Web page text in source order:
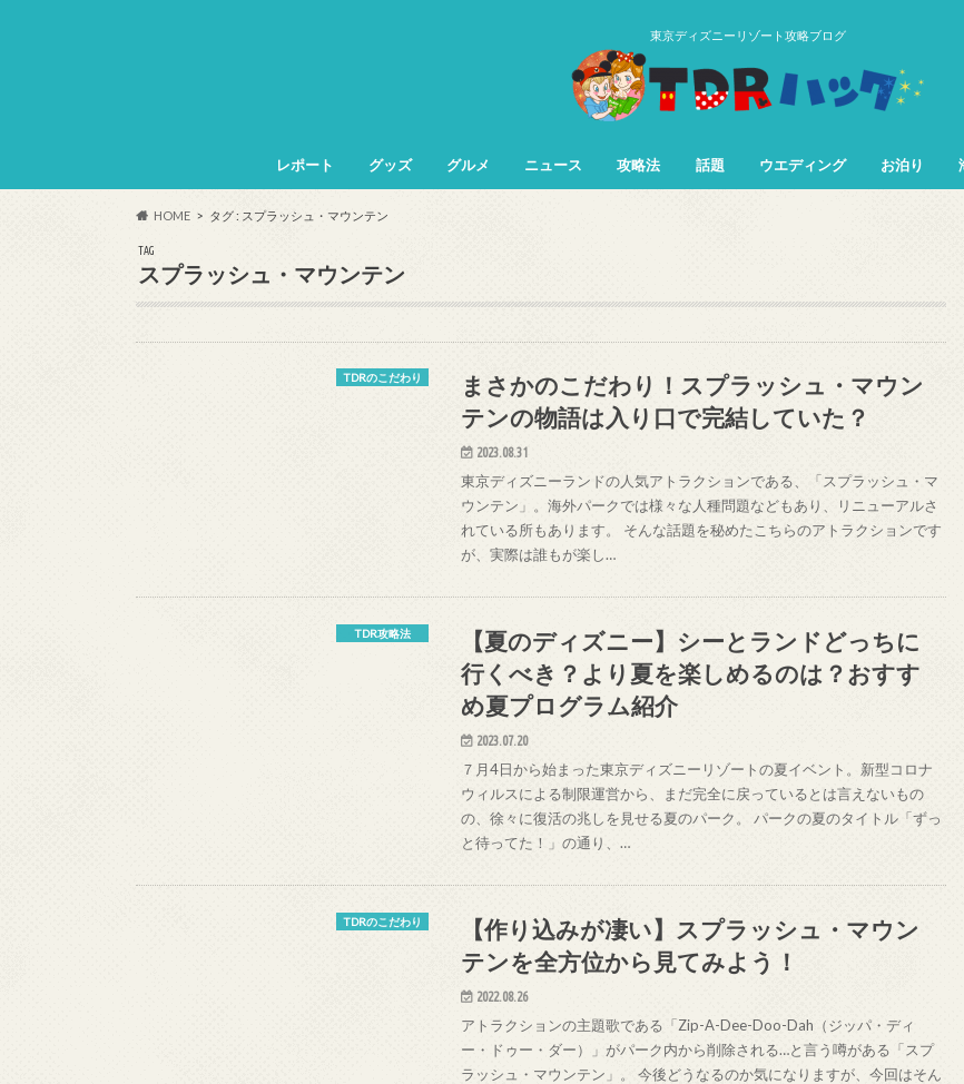
東京ディズニーリゾート攻略ブログ
レポート グッズ グルメ ニュース 攻略法 話題 ウエディング お泊り
HOME タグ : スプラッシュ・マウンテン
TAG
スプラッシュ・マウンテン
TDRのこだわり
まさかのこだわり！スプラッシュ・マウン
テンの物語は入り口で完結していた？
2023.08.31
東京ディズニーランドの人気アトラクションである、「スプラッシュ・マ
ウンテン」。海外パークでは様々な人種問題などもあり、リニューアルさ
れている所もあります。 そんな話題を秘めたこちらのアトラクションです
が、実際は誰もが楽し…
TDR攻略法
【夏のディズニー】シーとランドどっちに
行くべき？より夏を楽しめるのは？おすす
め夏プログラム紹介
2023.07.20
７月4日から始まった東京ディズニーリゾートの夏イベント。新型コロナ
ウィルスによる制限運営から、まだ完全に戻っているとは言えないもの
の、徐々に復活の兆しを見せる夏のパーク。 パークの夏のタイトル「ずっ
と待ってた！」の通り、…
TDRのこだわり
【作り込みが凄い】スプラッシュ・マウン
テンを全方位から見てみよう！
2022.08.26
アトラクションの主題歌である「Zip-A-Dee-Doo-Dah（ジッパ・ディ
ー・ドゥー・ダー）」がパーク内から削除される…と言う噂がある「スプ
ラッシュ・マウンテン」。 今後どうなるのか気になりますが、今回はそん